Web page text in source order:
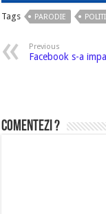
Tags PARODIE
Previous
Facebook s-a
Comentezi ?